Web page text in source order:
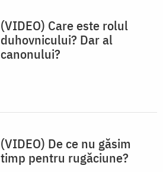
(VIDEO) Care este rolul
duhovnicului? Dar al
canonului?
(VIDEO) De ce nu găsim
timp pentru rugăciune?